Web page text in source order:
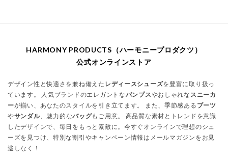
HARMONY PRODUCTS（ハーモニープロダクツ）
公式オンラインストア
デザイン性と快適さを兼ね備えた レディースシューズを豊富に取り扱っ
ています。 人気ブランドのエレガントなパンプスやおしゃれな スニーカ
ーが揃い、あなたのスタイルを引き立てます。 また、季節感ある ブーツ
やサンダル、魅力的なバッグもご用意。 高品質な素材とトレンドを意識
したデザインで、毎日をもっと素敵に。今すぐオンラインで理想のシュ
ーズを見つけ、特別な割引やキャンペーン情報はメールマガジンをお見
逃しなく！